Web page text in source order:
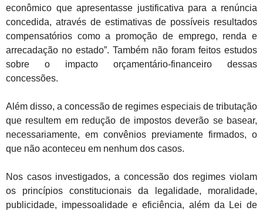
econômico que apresentasse justificativa para a renúncia
concedida, através de estimativas de possíveis resultados
compensatórios como a promoção de emprego, renda e
arrecadação no estado”. Também não foram feitos estudos
sobre o impacto orçamentário-financeiro dessas
concessões.
Além disso, a concessão de regimes especiais de tributação
que resultem em redução de impostos deverão se basear,
necessariamente, em convênios previamente firmados, o
que não aconteceu em nenhum dos casos.
Nos casos investigados, a concessão dos regimes violam
os princípios constitucionais da legalidade, moralidade,
publicidade, impessoalidade e eficiência, além da Lei de